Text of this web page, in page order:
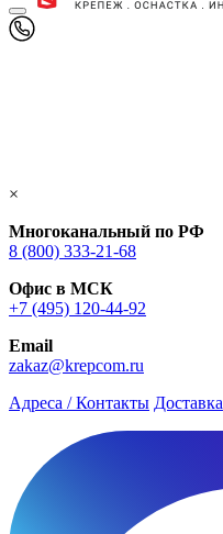
×
Многоканальный по РФ
8 (800) 333‑21-68
Офис в МСК
+7 (495) 120-44-92
Email
zakaz@krepcom.ru
Адреса / Контакты Доставка